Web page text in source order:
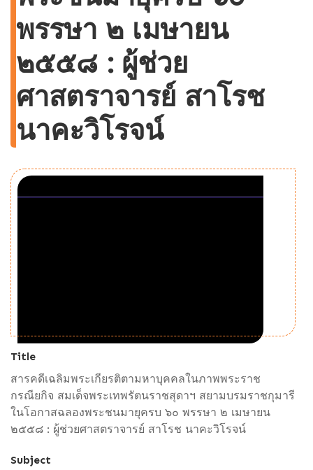
พรรษา ๒ เมษายน
๒๕๕๘ : ผู้ช่วย
ศาสตราจารย์ สาโรช
นาคะวิโรจน์
Title
สารคดีเฉลิมพระเกียรติตามหาบุคคลในภาพพระราช
กรณียกิจ สมเด็จพระเทพรัตนราชสุดาฯ สยามบรมราชกุมารี
ในโอกาสฉลองพระชนมายุครบ ๖๐ พรรษา ๒ เมษายน
๒๕๕๘ : ผู้ช่วยศาสตราจารย์ สาโรช นาคะวิโรจน์
Subject